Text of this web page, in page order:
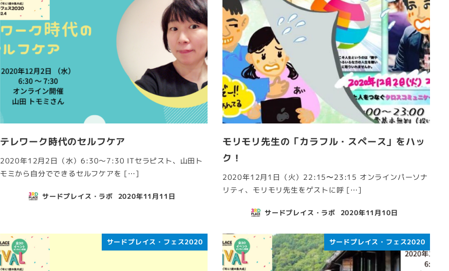
テレワーク時代のセルフケア
2020年12月2日（水）6:30～7:30 ITセラピスト、山田ト
モミから自分でできるセルフケアを […]
サードプレイス・ラボ
投稿日
2020年11月11日
モリモリ先生の「カラフル・スペース」をハッ
ク！
2020年12月1日（火）22:15〜23:15 オンラインパーソナ
リティ、モリモリ先生をゲストに呼 […]
サードプレイス・ラボ
投稿日
2020年11月10日
サードプレイス・フェス2020 サードプレイス・フェス2020